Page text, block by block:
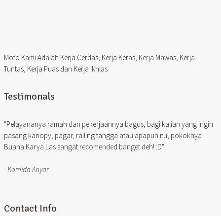
Moto Kami Adalah Kerja Cerdas, Kerja Keras, Kerja Mawas, Kerja
Tuntas, Kerja Puas dan Kerja Ikhlas
Testimonals
"Pelayananya ramah dan pekerjaannya bagus, bagi kalian yang ingin
pasang kanopy, pagar, railing tangga atau apapun itu, pokoknya
Buana Karya Las sangat recomended banget deh! :D"
- Komida Anyar
Contact Info